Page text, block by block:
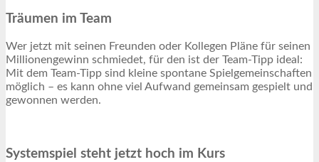
Träumen im Team
Wer jetzt mit seinen Freunden oder Kollegen Pläne für seinen
Millionengewinn schmiedet, für den ist der Team-Tipp ideal:
Mit dem Team-Tipp sind kleine spontane Spielgemeinschaften
möglich – es kann ohne viel Aufwand gemeinsam gespielt und
gewonnen werden.
Systemspiel steht jetzt hoch im Kurs